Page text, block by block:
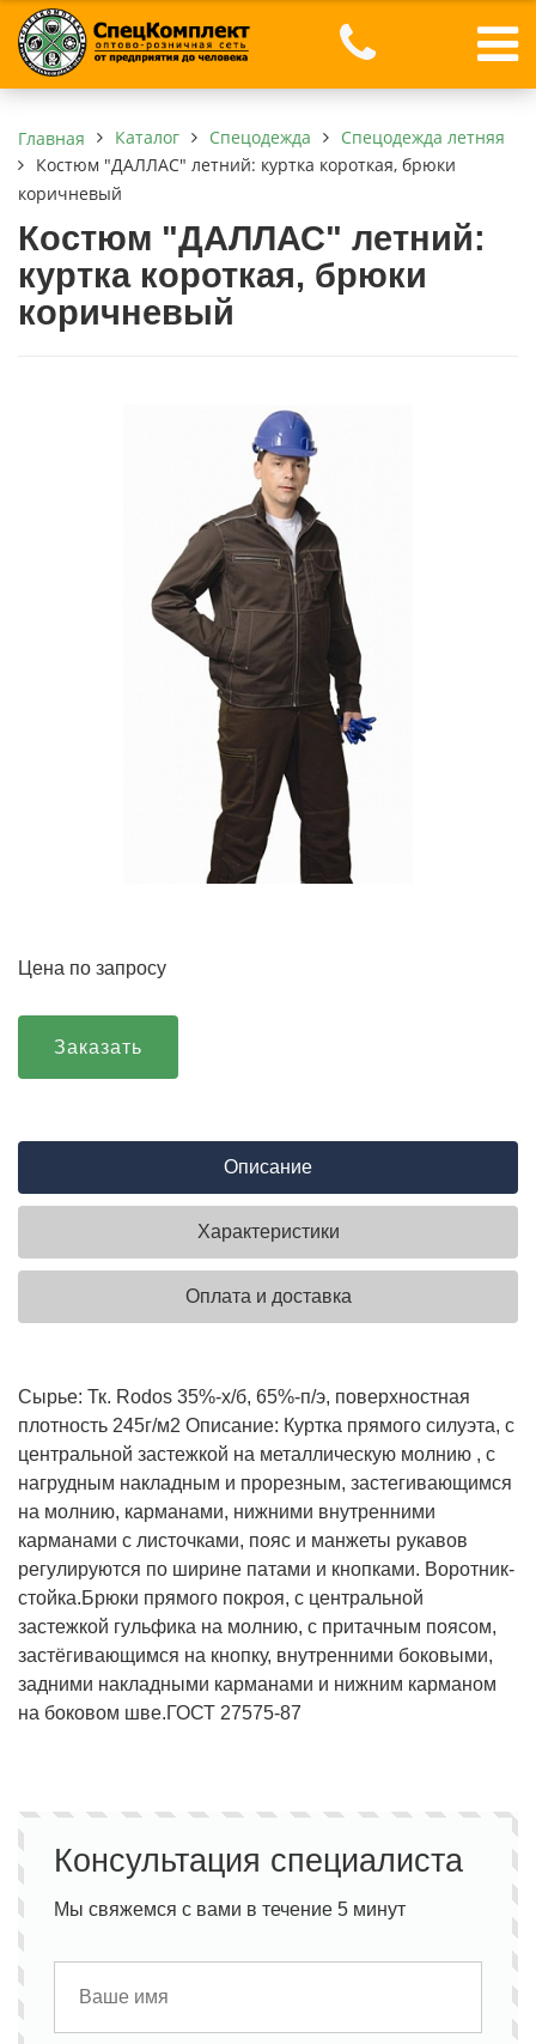
Главная Каталог Спецодежда
Спецодежда летняя
Костюм "ДАЛЛАС" летний: куртка короткая, брюки
коричневый
Костюм "ДАЛЛАС" летний:
куртка короткая, брюки
коричневый
Цена по запросу
Заказать
Описание
Характеристики
Оплата и доставка
Сырье: Тк. Rodos 35%-х/б, 65%-п/э, поверхностная
плотность 245г/м2 Описание: Куртка прямого силуэта, с
центральной застежкой на металлическую молнию , с
нагрудным накладным и прорезным, застегивающимся
на молнию, карманами, нижними внутренними
карманами с листочками, пояс и манжеты рукавов
регулируются по ширине патами и кнопками. Воротник-
стойка.Брюки прямого покроя, с центральной
застежкой гульфика на молнию, с притачным поясом,
застёгивающимся на кнопку, внутренними боковыми,
задними накладными карманами и нижним карманом
на боковом шве.ГОСТ 27575-87
Консультация специалиста
Мы свяжемся с вами в течение 5 минут